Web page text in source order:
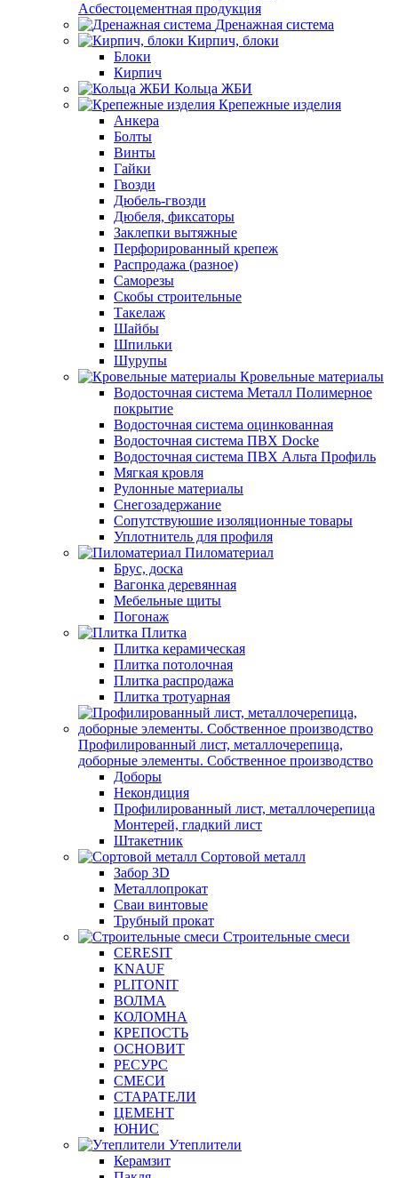
Асбестоцементная продукция
Дренажная система
Кирпич, блоки
Блоки
Кирпич
Кольца ЖБИ
Крепежные изделия
Анкера
Болты
Винты
Гайки
Гвозди
Дюбель-гвозди
Дюбеля, фиксаторы
Заклепки вытяжные
Перфорированный крепеж
Распродажа (разное)
Саморезы
Скобы строительные
Такелаж
Шайбы
Шпильки
Шурупы
Кровельные материалы
Водосточная система Металл Полимерное
покрытие
Водосточная система оцинкованная
Водосточная система ПВХ Docke
Водосточная система ПВХ Альта Профиль
Мягкая кровля
Рулонные материалы
Снегозадержание
Сопутствуюшие изоляционные товары
Уплотнитель для профиля
Пиломатериал
Брус, доска
Вагонка деревянная
Мебельные щиты
Погонаж
Плитка
Плитка керамическая
Плитка потолочная
Плитка распродажа
Плитка тротуарная
Профилированный лист, металлочерепица,
доборные элементы. Собственное производство
Доборы
Некондиция
Профилированный лист, металлочерепица
Монтерей, гладкий лист
Штакетник
Сортовой металл
Забор 3D
Металлопрокат
Сваи винтовые
Трубный прокат
Строительные смеси
CERESIT
KNAUF
PLITONIT
ВОЛМА
КОЛОМНА
КРЕПОСТЬ
ОСНОВИТ
РЕСУРС
СМЕСИ
СТАРАТЕЛИ
ЦЕМЕНТ
ЮНИС
Утеплители
Керамзит